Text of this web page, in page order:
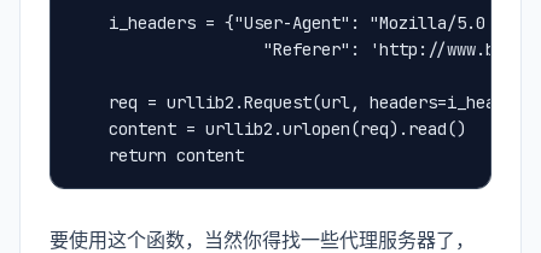
i_headers = {"User-Agent": "Mozilla/5.0
"Referer": 'http://
req = urllib2.Request(url,
    content = urllib2.urlopen(req).read()
    return content
要使用这个函数，当然你得找一些代理服务器了，